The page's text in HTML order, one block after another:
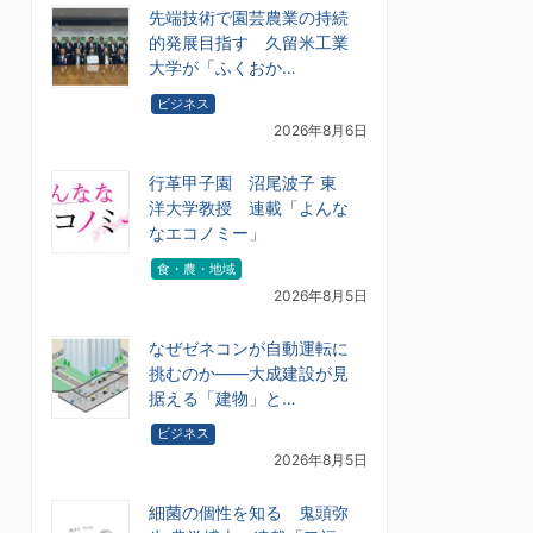
先端技術で園芸農業の持続
的発展目指す 久留米工業
大学が「ふくおか…
ビジネス
2026年8月6日
行革甲子園 沼尾波子 東
洋大学教授 連載「よんな
なエコノミー」
食・農・地域
2026年8月5日
なぜゼネコンが自動運転に
挑むのか――大成建設が見
据える「建物」と…
ビジネス
2026年8月5日
細菌の個性を知る 鬼頭弥